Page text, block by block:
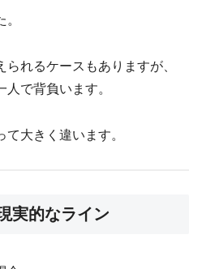
れるケースもありますが、
で背負います。
大きく違います。
実的なライン